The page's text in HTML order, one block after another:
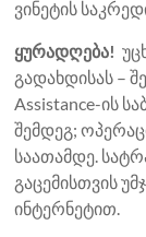
ვინეტის
ყურადღება!
გადახდისას –
Assistance-ის
შემდეგ;
საათამდე.
გაცემისთვის
ინტერნეტით.